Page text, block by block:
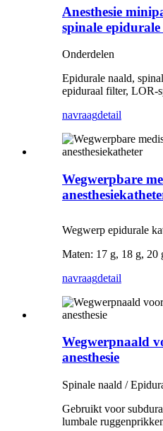
Anesthesie
spinale
Onderdelen
Epidurale naald,
epiduraal filter, LOR-
navraagdetail
Wegwerpbare
Wegwerp epidurale
Maten: 17 g, 18 g, 20
navraagdetail
Wegwerpnaald
anesthesie
Spinale naald /
Gebruikt voor
lumbale